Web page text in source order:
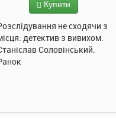
Купити
не сходячи з
детектив з вивихом.
Соловінський.